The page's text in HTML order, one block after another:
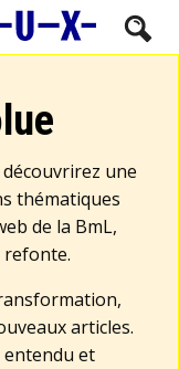
une
thématiques
de la BmL,
refonte.
articles.
entendu et